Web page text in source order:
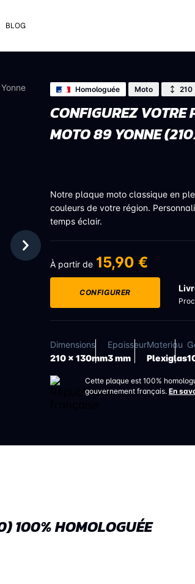
BLOG
Homologuée Moto 210
CONFIGUREZ
MOTO 89 YONNE
Notre plaque moto classique en
couleurs de votre région.
temps éclair.
À partir de 15,90 €
CONFIGURER
Dimensions
210 x 130mm
Epaisseur
3 mm
Materiau
Plexiglas
Cette plaque est 100%
gouvernement français. En
100% HOMOLOGUÉE